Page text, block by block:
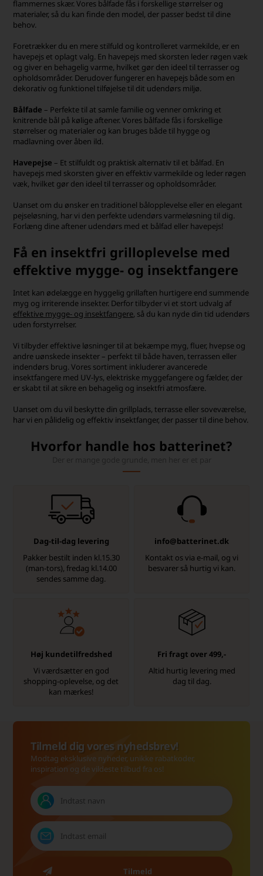
flammernes skær. Vores bålfade fås i forskellige størrelser og
materialer, så du kan finde den model, der passer bedst til dine
behov.
Foretrækker du en mere stilfuld og kontrolleret varmekilde, er en
havepejs et oplagt valg. En havepejs med skorsten leder røgen væk
og giver en behagelig varme, hvilket gør den ideel til terrasser og
opholdsområder. Derudover fungerer en havepejs både som en
dekorativ og funktionel tilføjelse til dit udendørs miljø.
Bålfade – Perfekte til at samle familie og venner omkring et
knitrende bål på kølige aftener. Vores bålfade fås i forskellige
størrelser og materialer og kan bruges både til hygge og
madlavning over åben ild.
Havepejse – Et stilfuldt og praktisk alternativ til et bålfad. En
havepejs med skorsten giver en effektiv varmekilde og leder røgen
væk, hvilket gør den ideel til terrasser og opholdsområder.
Uanset om du ønsker en traditionel bålopplevelse eller en elegant
pejse­løsning, har vi den perfekte udendørs varmeløsning til dig.
Forlæng dine aftener udendørs med et bålfad eller havepejs!
Få en insektfri grilloplevelse med
effektive mygge- og insektfangere
Intet kan ødelægge en hyggelig grillaften hurtigere end summende
myg og irriterende insekter. Derfor tilbyder vi et stort udvalg af
effektive mygge- og insektfangere, så du kan nyde din tid udendørs
uden forstyrrelser.
Vi tilbyder effektive løsninger til at bekæmpe myg, fluer, hvepse og
andre uønskede insekter – perfekt til både haven, terrassen eller
indendørs brug. Vores sortiment inkluderer avancerede
insektfangere med UV-lys, elektriske myggefangere og fælder, der
er skabt til at sikre en behagelig og insektfri atmosfære.
Uanset om du vil beskytte din grillplads, terrasse eller soveværelse,
har vi en pålidelig og effektiv insektfanger, der passer til dine behov.
Hvorfor handle hos batterinet?
Dag-til-dag levering
Pakker bestilt inden kl.15.30
(man-tors), fredag kl.14.00
sendes samme dag.
info@batterinet.dk
Kontakt os via e-mail, og vi
besvarer så hurtig vi kan.
Høj kundetilfredshed
Vi værdsætter en god
shopping-oplevelse, og det
kan mærkes!
Fri fragt over 499,-
Altid hurtig levering med
dag til dag.
Tilmeld dig vores nyhedsbrev!
Modtag eksklusive nyheder, unikke rabatkoder,
inspiration og de vildeste tilbud fra os!